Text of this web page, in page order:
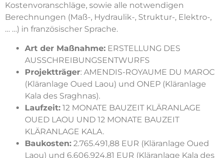
Kostenvoranschläge, sowie alle notwendigen
Berechnungen (Maß-, Hydraulik-, Struktur-, Elektro-,
… …) in französischer Sprache.
Art der Maßnahme: ERSTELLUNG DES
AUSSCHREIBUNGSENTWURFS
Projektträger: AMENDIS-ROYAUME DU MAROC
(Kläranlage Oued Laou) und ONEP (Kläranlage
Kala des Sraghnas).
Laufzeit: 12 MONATE BAUZEIT KLÄRANLAGE
OUED LAOU UND 12 MONATE BAUZEIT
KLÄRANLAGE KALA.
Baukosten: 2.765.491,88 EUR (Kläranlage Oued
Laou) und 6.606.924,81 EUR (Kläranlage Kala des